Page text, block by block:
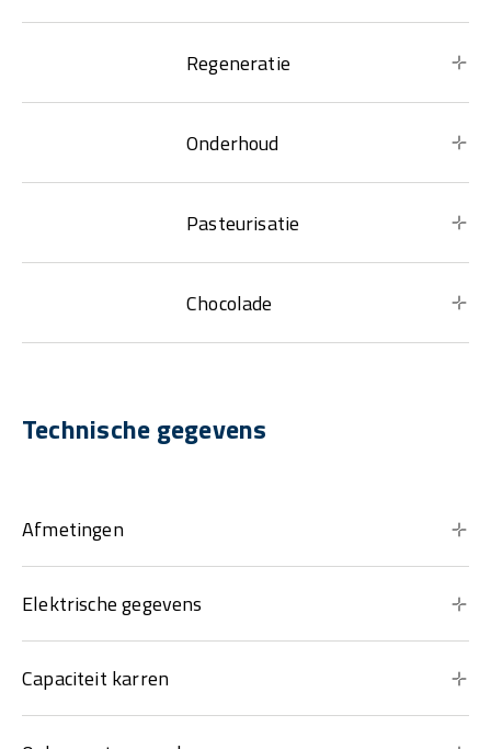
Regeneratie
Onderhoud
Pasteurisatie
Chocolade
Technische gegevens
Afmetingen
Elektrische gegevens
Capaciteit karren